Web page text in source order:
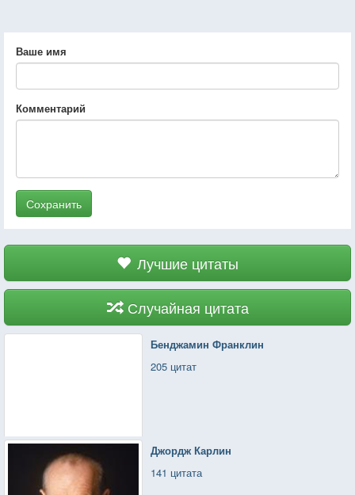
Ваше имя
Комментарий
Сохранить
Лучшие цитаты
Случайная цитата
Бенджамин Франклин
205 цитат
Джордж Карлин
141 цитата